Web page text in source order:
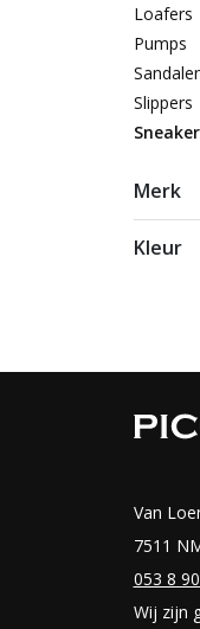
Loafers
Pumps
Slippers
Merk
Kleur
Van
7511
053 8
Wij zijn